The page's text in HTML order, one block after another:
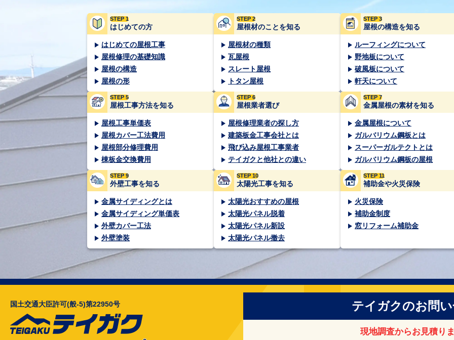
STEP 1
はじめての方
はじめての屋根工事
屋根修理の基礎知識
屋根の構造
屋根の形
STEP 2
屋根材のことを知る
屋根材の種類
瓦屋根
スレート屋根
トタン屋根
STEP 3
屋根の構造を知る
ルーフィングについて
野地板について
破風板について
軒天について
STEP 5
屋根工事方法を知る
屋根工事単価表
屋根カバー工法費用
屋根部分修理費用
棟板金交換費用
STEP 6
屋根業者選び
屋根修理業者の探し方
建築板金工事会社とは
飛び込み屋根工事業者
テイガクと他社との違い
STEP 7
金属屋根の素材を知る
金属屋根について
ガルバリウム鋼板とは
スーパーガルテクトとは
ガルバリウム鋼板の屋根
STEP 9
外壁工事を知る
金属サイディングとは
金属サイディング単価表
外壁カバー工法
外壁塗装
STEP 10
太陽光工事を知る
太陽光おすすめの屋根
太陽光パネル脱着
太陽光パネル新設
太陽光パネル撤去
STEP 11
補助金や火災保険
火災保険
補助金制度
窓リフォーム補助金
国土交通大臣許可(般-5)第22950号 テイガクのお問
現地調査からお見積り